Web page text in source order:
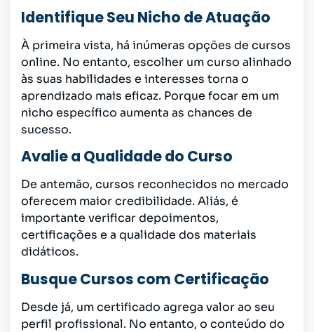
Identifique Seu Nicho de Atuação
À primeira vista, há inúmeras opções de cursos
online. No entanto, escolher um curso alinhado
às suas habilidades e interesses torna o
aprendizado mais eficaz. Porque focar em um
nicho específico aumenta as chances de
sucesso.
Avalie a Qualidade do Curso
De antemão, cursos reconhecidos no mercado
oferecem maior credibilidade. Aliás, é
importante verificar depoimentos,
certificações e a qualidade dos materiais
didáticos.
Busque Cursos com Certificação
Desde já, um certificado agrega valor ao seu
perfil profissional. No entanto, o conteúdo do